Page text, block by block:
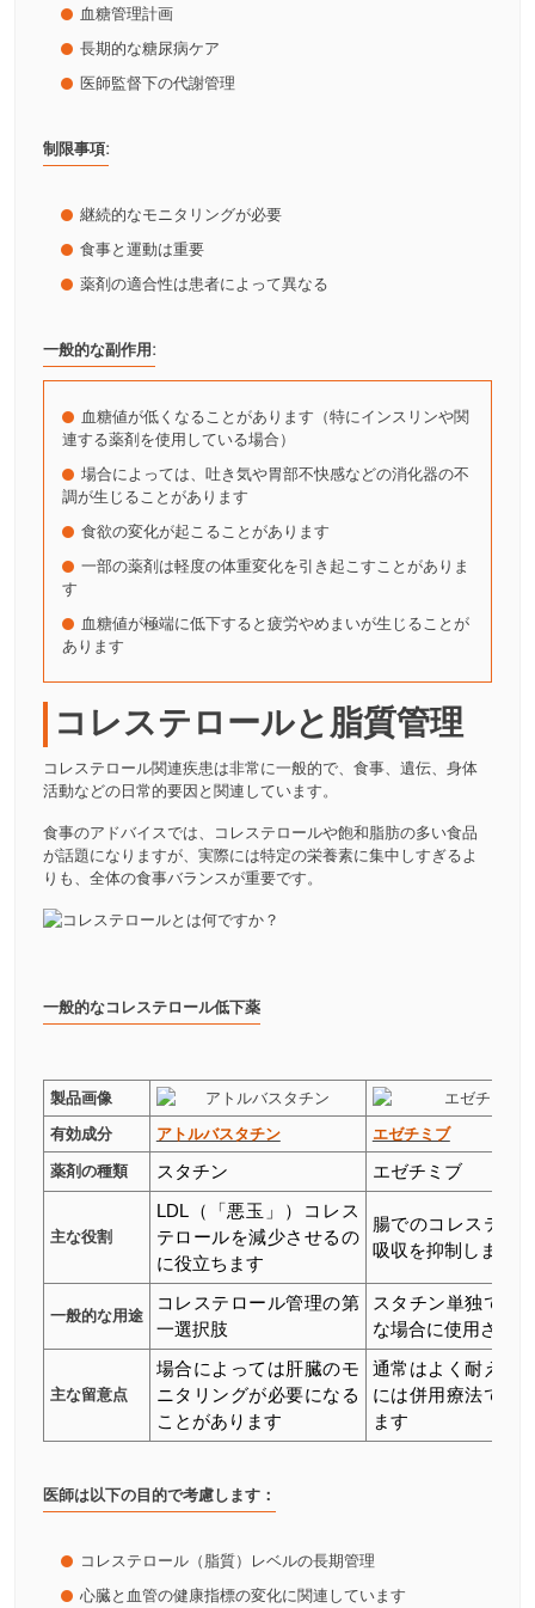
血糖管理計画
長期的な糖尿病ケア
医師監督下の代謝管理
制限事項:
継続的なモニタリングが必要
食事と運動は重要
薬剤の適合性は患者によって異なる
一般的な副作用:
血糖値が低くなることがあります（特にインスリンや関
連する薬剤を使用している場合）
場合によっては、吐き気や胃部不快感などの消化器の不
調が生じることがあります
食欲の変化が起こることがあります
一部の薬剤は軽度の体重変化を引き起こすことがありま
す
血糖値が極端に低下すると疲労やめまいが生じることが
あります
コレステロールと脂質管理
コレステロール関連疾患は非常に一般的で、食事、遺伝、身体
活動などの日常的要因と関連しています。
食事のアドバイスでは、コレステロールや飽和脂肪の多い食品
が話題になりますが、実際には特定の栄養素に集中しすぎるよ
りも、全体の食事バランスが重要です。
一般的なコレステロール低下薬
製品画像
有効成分
アトルバスタチン
エゼチミブ
薬剤の種類
スタチン エゼチミブ
主な役割
LDL（「悪玉」）コレス
テロールを減少させるの
に役立ちます
腸でのコレステロ
吸収を抑制します
一般的な用途
コレステロール管理の第
一選択肢
スタチン単独では
な場合に使用され
主な留意点
場合によっては肝臓のモ
ニタリングが必要になる
ことがあります
通常はよく耐えら
には併用療法で使
ます
医師は以下の目的で考慮します：
コレステロール（脂質）レベルの長期管理
心臓と血管の健康指標の変化に関連しています